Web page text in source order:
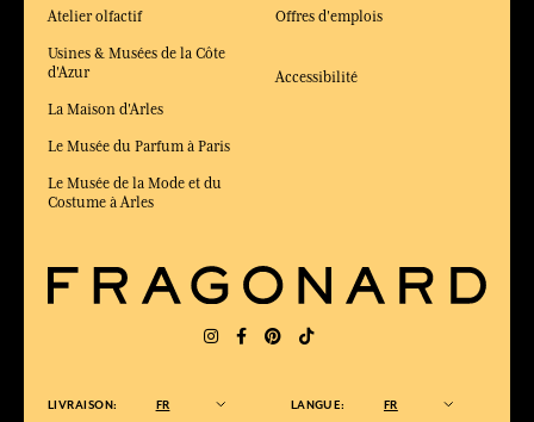
Atelier olfactif
Usines & Musées de la Côte
d'Azur
La Maison d'Arles
Le Musée du Parfum à Paris
Le Musée de la Mode et du
Costume à Arles
Offres d'emplois
Accessibilité
LIVRAISON: FR LANGUE: FR